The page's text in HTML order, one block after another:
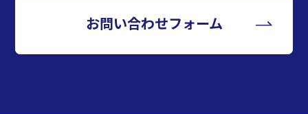
お問い合わせフォーム